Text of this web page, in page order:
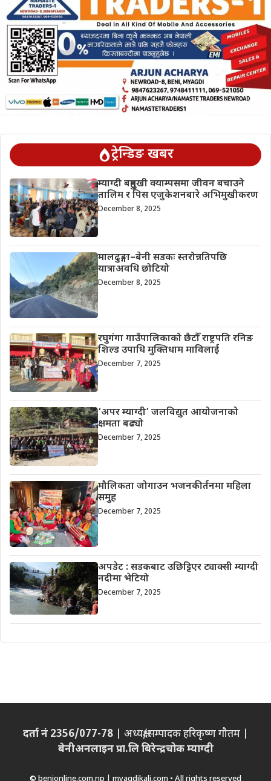
ट्रेन्डिङ खबर
म्याग्दी बहुमुखी क्याम्पसमा जीवन बचाउने
तालिम र पिस एजुकेशनबारे अभिमुखीकरण
December 8, 2025
मालढुङ्गा–बेनी सडकः स्तरोन्नतिपछि
यात्राअवधि छोटियो
December 8, 2025
रघुगंगा गाउँपालिकाको छैटौँ राष्ट्रपति रनिङ
शिल्ड उपाधि मुक्तिधाम माविलाई
December 7, 2025
‘अपर म्याग्दी’ जलविद्युत आयोजनाको
क्षमता बढ्यो
December 7, 2025
मौलिकता जोगाउन भजनकीर्तनमा महिला
समुह
December 7, 2025
अपडेट : सडकबाट उछिट्टिएर ट्याक्सी म्याग्दी
नदीमा भेटियो
December 7, 2025
दर्ता नं 2356/077-78| अध्यक्ष/सम्पादक हरिकृष्ण गौतम |
बेनीअनलाइन प्रा.लि बिरेन्द्रचोक म्याग्दी
© benionline.com.np | myagdikali.com • All rights reserved